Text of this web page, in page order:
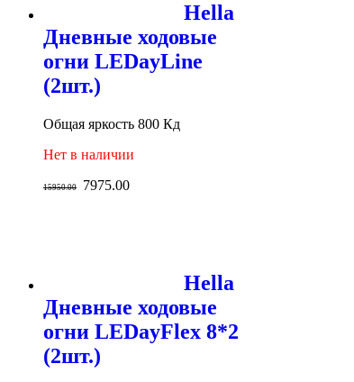
Hella
Дневные ходовые
огни LEDayLine
(2шт.)
Общая яркость 800 Кд
Нет в наличии
15950.00 7975.00
Hella
Дневные ходовые
огни LEDayFlex 8*2
(2шт.)